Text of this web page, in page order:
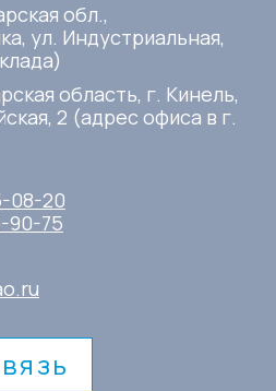
обл.,
ул. Индустриальная,
область, г. Кинель,
2 (адрес офиса в г.
08-20
90-75